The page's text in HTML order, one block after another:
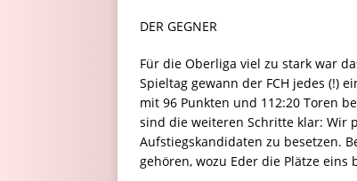
DER GEGNER
Für die Oberliga viel zu stark war
Spieltag gewann der FCH jedes (!)
mit 96 Punkten und 112:20 Toren
sind die weiteren Schritte klar: Wir
Aufstiegskandidaten zu besetzen.
gehören, wozu Eder die Plätze eins